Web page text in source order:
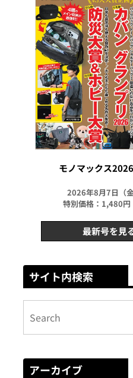
モノマックス
2026年8月7日（
特別価格：1,480円
最新号を見
サイト内検索
アーカイブ